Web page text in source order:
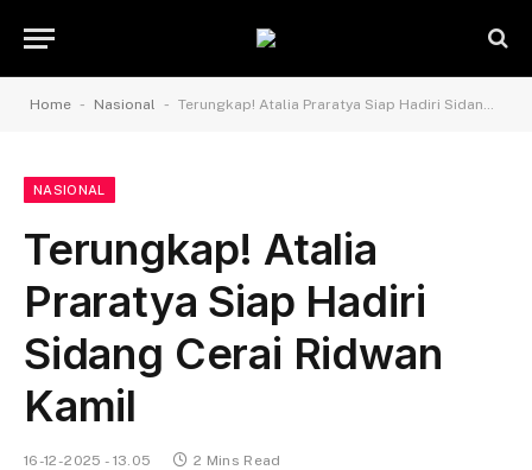
Home - Nasional - Terungkap! Atalia Praratya Siap Hadiri Sidang Cerai Ridwan Kamil
NASIONAL
Terungkap! Atalia
Praratya Siap Hadiri
Sidang Cerai Ridwan
Kamil
16-12-2025 - 13.05 2 Mins Read